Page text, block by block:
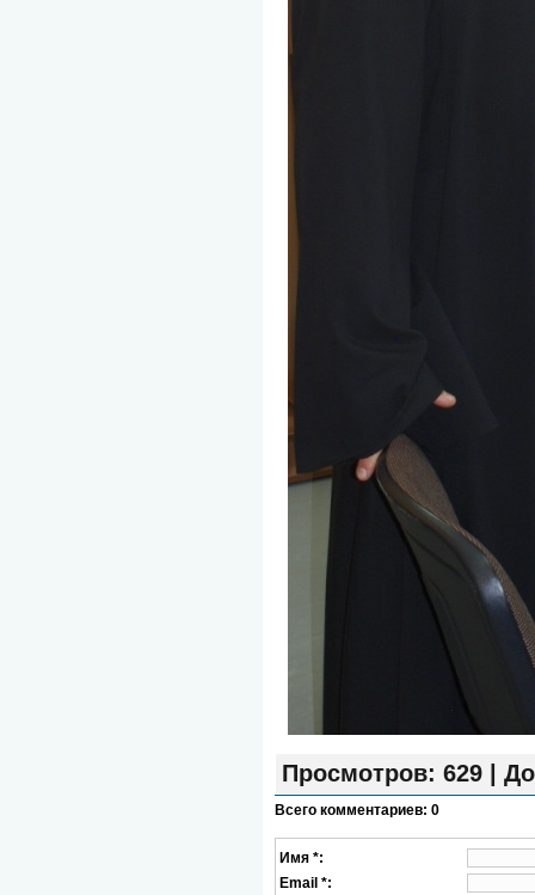
Просмотров: 629 |
Всего комментариев: 0
Имя *:
Email *: